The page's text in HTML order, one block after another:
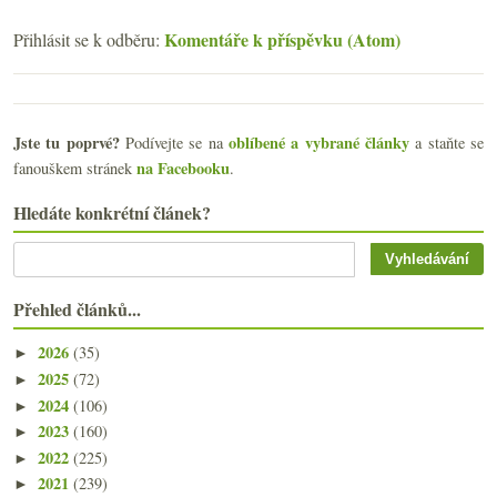
Přihlásit se k odběru: Komentáře k příspěvku (Atom)
Jste tu poprvé?Podívejte se naoblíbené a vybrané články a staňte se
fanouškem stránek na Facebooku.
Hledáte konkrétní článek?
Přehled článků...
► 2026 (35)
► 2025 (72)
► 2024 (106)
► 2023 (160)
► 2022 (225)
► 2021 (239)